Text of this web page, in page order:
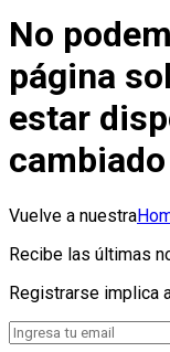
No
página
estar
Vuelve a nuestra
Recibe las últimas
Registrarse implica